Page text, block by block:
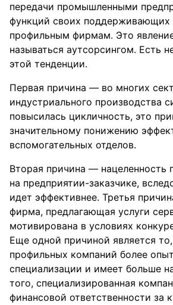
передачи промышленными
функций своих поддерживающих
профильным фирмам. Это
называться аутсорсингом. Есть
этой тенденции.
Первая причина — во многих
индустриального производства
повысилась цикличность, это
значительному понижению
вспомогательных отделов.
Вторая причина — нацеленность
на предприятии-заказчике,
идет эффективнее. Третья
фирма, предлагающая услуги
мотивирована в условиях
Еще одной причиной является
профильных компаний более
специализации и имеет больше
того, специализированная
финансовой ответственности за